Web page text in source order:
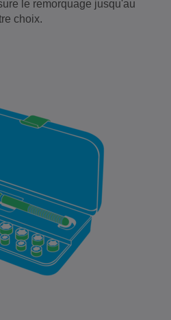
le remorquage jusqu'au
choix.